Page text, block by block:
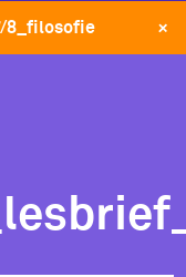
8_filosofie +